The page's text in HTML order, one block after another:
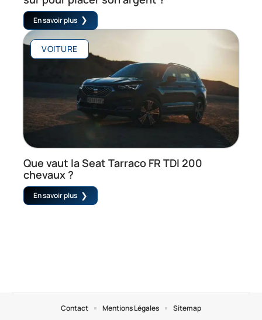
En savoir plus
VOITURE
Que vaut la Seat Tarraco FR TDI 200
chevaux ?
En savoir plus
Contact Mentions Légales Sitemap